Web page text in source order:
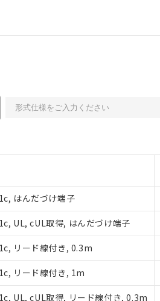
はんだづけ端子
UL, cUL取得, はんだづけ端子
リード線付き, 0.3m
リード線付き, 1m
UL, cUL取得, リード線付き, 0.3m